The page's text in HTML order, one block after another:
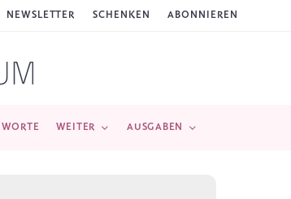
NEWSLETTER SCHENKEN ABONNIEREN
WORTE WEITER AUSGABEN